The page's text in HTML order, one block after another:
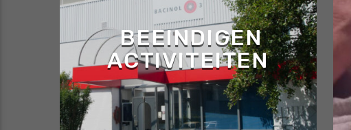
BEEINDIGEN
ACTIVITEITEN